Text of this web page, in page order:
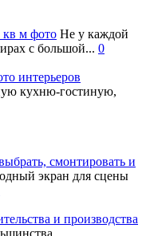
кв м фото Не у каждой
с большой... 0
интерьеров
кухню-гостиную,
смонтировать и
экран для сцены
и производства